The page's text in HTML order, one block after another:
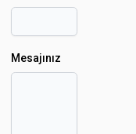
Mesajınız